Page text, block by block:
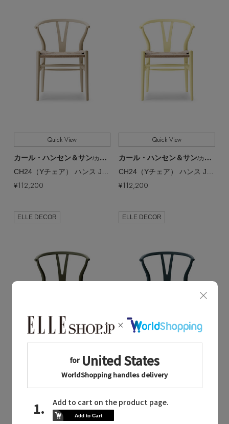
Quick View
カール・ハンセン＆サン/カール・ハンセン＆サン
¥112,200
Quick View
カール・ハンセン＆サン/カール・ハンセン＆サン
¥112,200
ELLE DECOR
Quick View
カール・ハンセン＆サン
CH24（Yチェア） ハンス J. ウェグナー & イルス・クロフォード【メーカー取り寄せ】
ELLE DECOR
Quick View
カール・ハンセン＆サン